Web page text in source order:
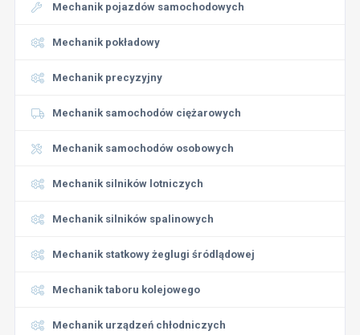
Mechanik pojazdów samochodowych
Mechanik pokładowy
Mechanik precyzyjny
Mechanik samochodów ciężarowych
Mechanik samochodów osobowych
Mechanik silników lotniczych
Mechanik silników spalinowych
Mechanik statkowy żeglugi śródlądowej
Mechanik taboru kolejowego
Mechanik urządzeń chłodniczych